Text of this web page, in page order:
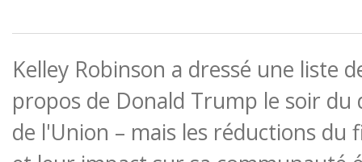
Kelley Robinson a dressé une liste
propos de Donald Trump le soir du
de l'Union – mais les réductions du